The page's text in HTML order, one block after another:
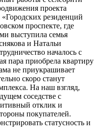
проекта
резиденций
проспекте, где
выступила семья
и Натальи
началось с
пара приобрела квартиру
не приукрашивает
скоро станут
На наш взгляд,
соседстве с
отклик и
покупателей.
статусность и